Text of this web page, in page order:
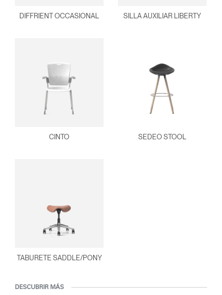
DIFFRIENT OCCASIONAL SILLA AUXILIAR LIBERTY
CINTO SEDEO STOOL
TABURETE SADDLE/PONY
DESCUBRIR MÁS